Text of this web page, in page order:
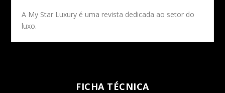
A My Star Luxury é uma revista dedicada ao setor do
luxo.
FICHA TÉCNICA